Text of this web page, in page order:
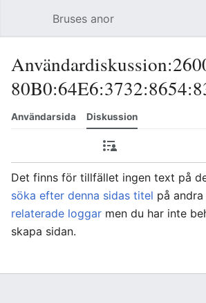
Bruses anor
Användarsida Diskussion
Bidrag
Det finns för tillfället ingen text på
söka efter denna sidas titel på
relaterade loggar men du har inte
skapa sidan.